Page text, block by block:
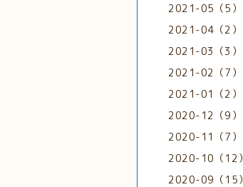
2021-05（5）
2021-04（2）
2021-03（3）
2021-02（7）
2021-01（2）
2020-12（9）
2020-11（7）
2020-10（12）
2020-09（15）